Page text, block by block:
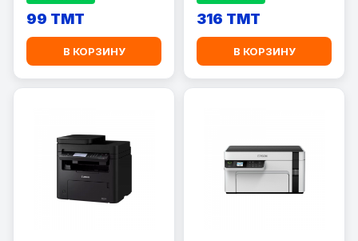
99 TMT
В КОРЗИНУ
316 TMT
В КОРЗИНУ